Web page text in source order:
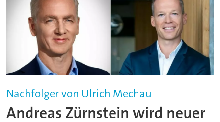
Nachfolger von Ulrich Mechau
Andreas Zürnstein wird neuer